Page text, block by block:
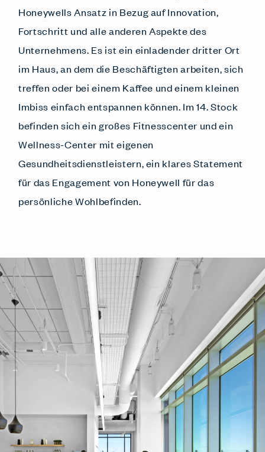
Honeywells Ansatz in Bezug auf Innovation,
Fortschritt und alle anderen Aspekte des
Unternehmens. Es ist ein einladender dritter Ort
im Haus, an dem die Beschäftigten arbeiten, sich
treffen oder bei einem Kaffee und einem kleinen
Imbiss einfach entspannen können. Im 14. Stock
befinden sich ein großes Fitnesscenter und ein
Wellness-Center mit eigenen
Gesundheitsdienstleistern, ein klares Statement
für das Engagement von Honeywell für das
persönliche Wohlbefinden.